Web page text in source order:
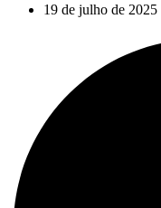
19 de julho de 2025